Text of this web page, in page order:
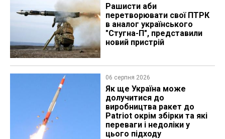
Рашисти аби
перетворювати свої ПТРК
в аналог українського
"Стугна-П", представили
новий пристрій
06 серпня 2026
Як ще Україна може
долучитися до
виробництва ракет до
Patriot окрім збірки та які
переваги і недоліки у
цього підходу